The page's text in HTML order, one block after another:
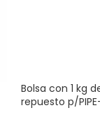
Bolsa con 1 kg
repuesto p/